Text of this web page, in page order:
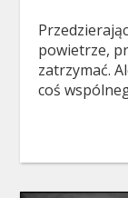
powietrze,
zatrzymać.
coś